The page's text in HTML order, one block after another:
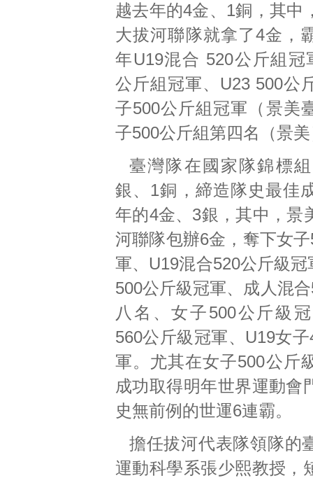
越去年的4金、1銅，其中
大拔河聯隊就拿了4金，
年U19混合 520公斤組冠
公斤組冠軍、U23 500公
子500公斤組冠軍（景美
子500公斤組第四名（景
臺灣隊在國家隊錦標
銀、1銅，締造隊史最佳
年的4金、3銀，其中，景
河聯隊包辦6金，奪下女
軍、U19混合520公斤級
500公斤級冠軍、成人混
八名、女子500公斤級
560公斤級冠軍、U19女
軍。尤其在女子500公斤
成功取得明年世界運動會
史無前例的世運6連霸。
擔任拔河代表隊領隊的
運動科學系張少熙教授，